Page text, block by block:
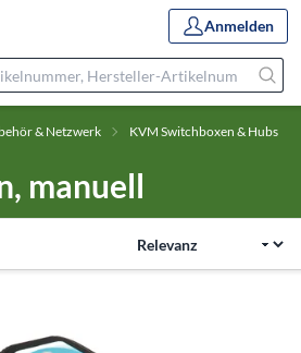
Anmelden
& Netzwerk KVM Switchboxen & Hubs
manuell